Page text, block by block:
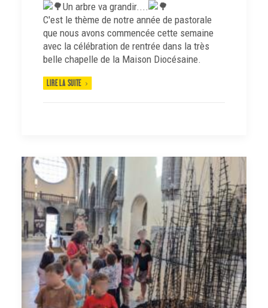
Un arbre va grandir....
C'est le thème de notre année de pastorale
que nous avons commencée cette semaine
avec la célébration de rentrée dans la très
belle chapelle de la Maison Diocésaine.
LIRE LA SUITE